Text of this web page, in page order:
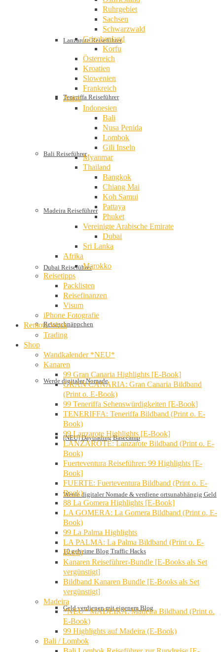
Lanzarote Reiseführer
Teneriffa Reiseführer
Bali Reiseführer
Madeira Reiseführer
Dubai Reiseführer
Reiseschnäppchen
Werde digitaler Nomade
[NEU] Daytrading Basecamp
Werde digitaler Nomade & verdiene ortsunabhängig Geld
10 geheime Blog Traffic Hacks
Geld verdienen mit eigenem Blog
Ruhrgebiet
Sachsen
Schwarzwald
Griechenland
Korfu
Österreich
Kroatien
Slowenien
Frankreich
Asien
Indonesien
Bali
Nusa Penida
Lombok
Gili Inseln
Myanmar
Thailand
Bangkok
Chiang Mai
Koh Samui
Pattaya
Phuket
Vereinigte Arabische Emirate
Dubai
Sri Lanka
Afrika
Marokko
Reisetipps
Packlisten
Reisefinanzen
Visum
iPhone Fotografie
Remote Work
Trading
Shop
Wandkalender *NEU*
Kanaren
99 Gran Canaria Highlights [E-Book]
GRAN CANARIA: Gran Canaria Bildband
(Print o. E-Book)
99 Teneriffa Sehenswürdigkeiten [E-Book]
TENERIFFA: Teneriffa Bildband (Print o. E-
Book)
99 Lanzarote Highlights [E-Book]
LANZAROTE: Lanzarote Bildband (Print o. E-
Book)
Fuerteventura Reiseführer: 99 Highlights [E-
Book]
FUERTE: Fuerteventura Bildband (Print o. E-
Book)
88 La Gomera Highlights [E-Book]
LA GOMERA: La Gomera Bildband (Print o. E-
Book)
99 La Palma Highlights
LA PALMA: La Palma Bildband (Print o. E-
Book)
Kanaren Reiseführer-Bundle [E-Books als Set
vergünstigt]
Bildband Kanaren Bundle [E-Books als Set
vergünstigt]
Madeira
*NEU* MADEIRA: Madeira Bildband (Print o.
E-Book)
99 Highlights auf Madeira (E-Book)
Bali / Lombok